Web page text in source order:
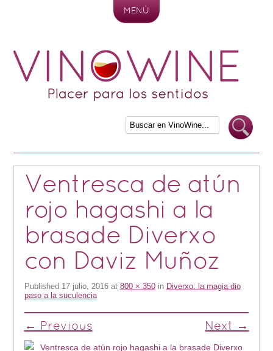
MENÚ
Ventresca de atún
rojo hagashi a la
brasade Diverxo
con Daviz Muñoz
Published 17 julio, 2016at 800 × 350in Diverxo: la magia dio
paso a la suculencia
← Previous Next →